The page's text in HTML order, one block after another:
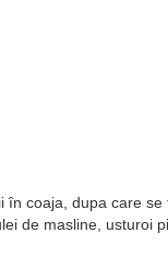
în coaja, dupa care
de masline, usturoi